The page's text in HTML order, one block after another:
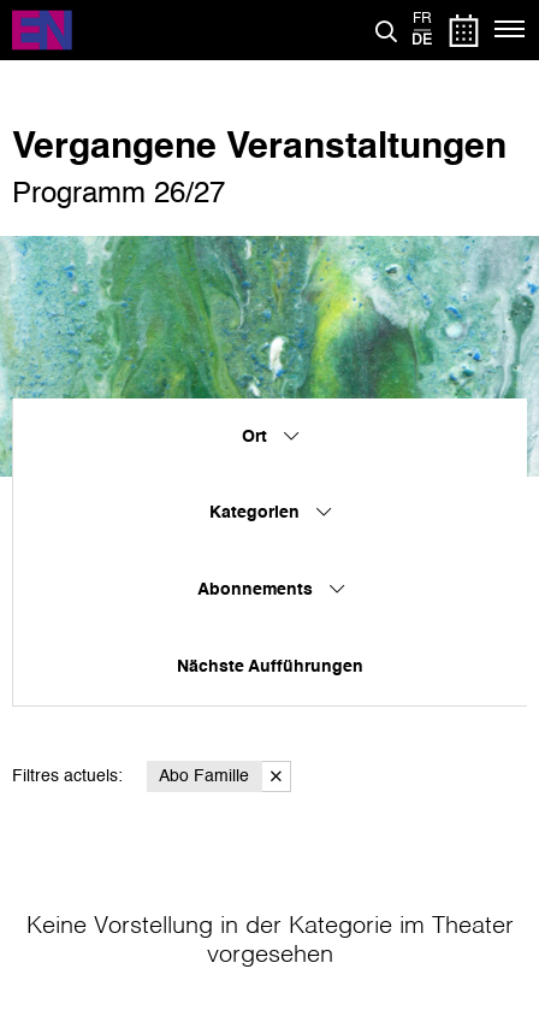
Direkt
zum
Inhalt
FR
DE
Vergangene Veranstaltungen
Programm 26/27
Ort
Kategorien
Abonnements
Nächste Aufführungen
Filtres actuels: Abo Famille
Keine Vorstellung in der Kategorie im Theater
vorgesehen